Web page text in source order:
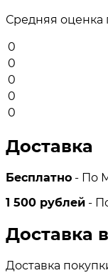
Средняя оценка
0
0
0
0
0
Доставка
Бесплатно - По
1 500 рублей -
Доставка
Доставка